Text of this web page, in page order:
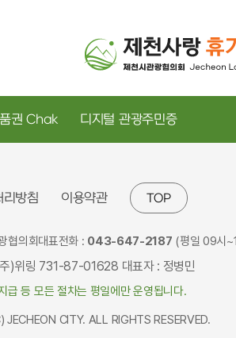
권 Chak 디지털 관광주민증
리방침 이용약관 TOP
협의회대표전화 : 043-647-2187 (평일 09시
)위링 731-87-01628 대표자 : 정병민
급 등 모든 절차는 평일에만 운영됩니다.
JECHEON CITY. ALL RIGHTS RESERVED.